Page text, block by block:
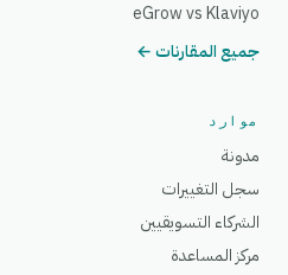
eGrow vs Klaviyo
جميع المقارنات ←
موارد
مدونة
سجل التغييرات
الشركاء التسويقيين
مركز المساعدة